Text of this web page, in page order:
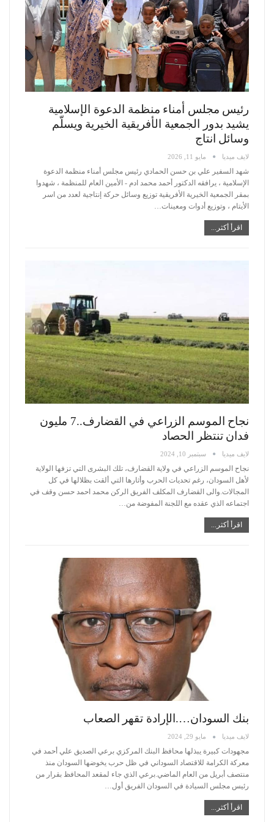
رئيس مجلس أمناء منظمة الدعوة الإسلامية
يشيد بدور الجمعية الأفريقية الخيرية ويسلّم
وسائل انتاج
لايف ميديا مايو 11, 2026
شهد السفير علي بن حسن الحمادي رئيس مجلس أمناء منظمة الدعوة
الإسلامية ، يرافقه الدكتور أحمد محمد ادم - الأمين العام للمنظمة ، شهدوا
بمقر الجمعية الخيرية الأفريقية توزيع وسائل حركة إنتاجية لعدد من اسر
الأيتام ، وتوزيع أدوات ومعينات
اقرأ أكثر...
نجاح الموسم الزراعي في القضارف..7 مليون
فدان تنتظر الحصاد
لايف ميديا سبتمبر 10, 2024
نجاح الموسم الزراعي في ولاية القضارف، تلك البشرى التي تزفها الولاية
لأهل السودان، رغم تحديات الحرب وأثارها التي ألقت بظلالها في كل
المجالات.والى القضارف المكلف الفريق الركن محمد احمد حسن وقف في
اجتماعه الذي عقده مع اللجنة المفوضة من…
اقرأ أكثر...
بنك السودان….الإرادة تقهر الصعاب
لايف ميديا مايو 29, 2024
مجهودات كبيرة يبذلها محافظ البنك المركزي برعي الصديق علي أحمد في
معركة الكرامة للاقتصاد السوداني في ظل حرب يخوضها السودان منذ
منتصف أبريل من العام الماضي.برعي الذي جاء لمقعد المحافظ بقرار من
رئيس مجلس السيادة في السودان الفريق أول…
اقرأ أكثر...